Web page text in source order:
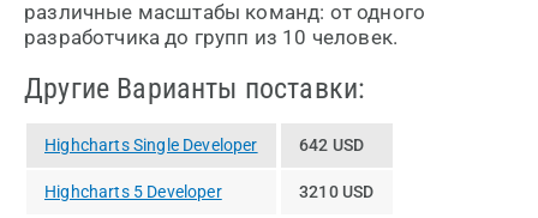
различные масштабы команд: от одного
разработчика до групп из 10 человек.
Другие Варианты поставки:
Highcharts Single Developer 642 USD
Highcharts 5 Developer 3210 USD